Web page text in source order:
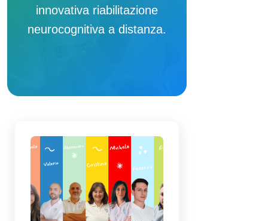
innovativa riabilitazione
neurocognitiva a distanza.